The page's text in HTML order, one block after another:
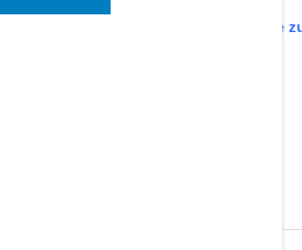
in der übergeordneten Kategorie